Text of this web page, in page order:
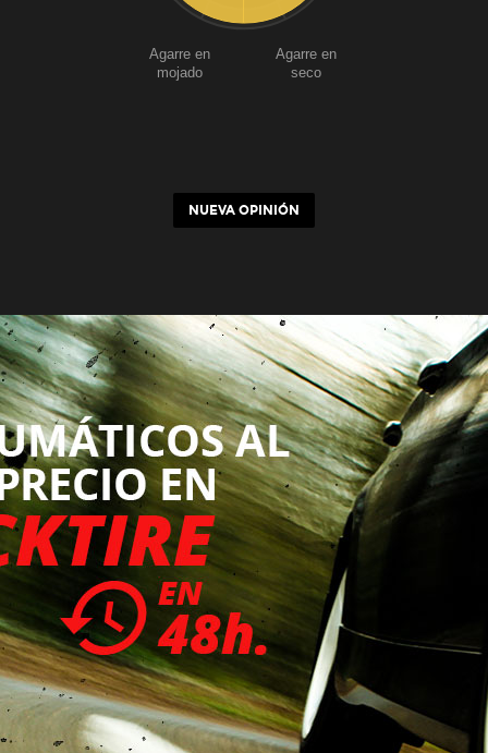
Agarre en
seco
Agarre en
mojado
NUEVA OPINIÓN